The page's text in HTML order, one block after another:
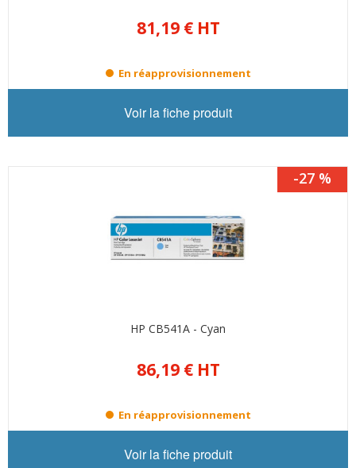
HT
81,19 €
En réapprovisionnement
Voir la fiche produit
-27 %
HP CB541A - Cyan
HT
86,19 €
En réapprovisionnement
Voir la fiche produit